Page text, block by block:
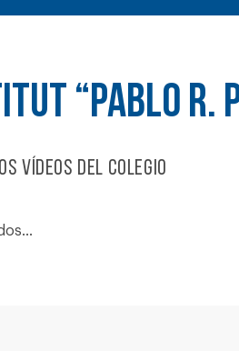
“PABLO R.
vídeos del colegio